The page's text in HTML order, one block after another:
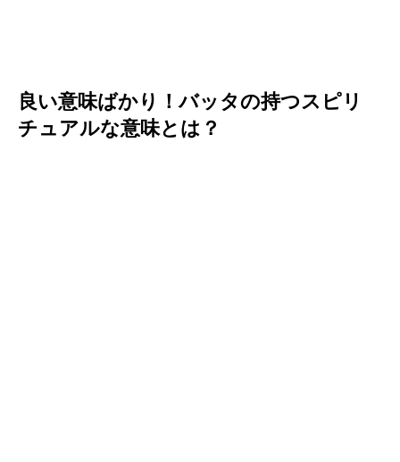
良い意味ばかり！バッタの持つスピリ
チュアルな意味とは？